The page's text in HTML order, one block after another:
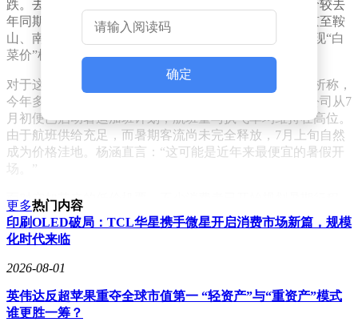
跌。去哪儿旅行平台统计，7月第一周国内机票预订均价较去
年同期下降近两成，大量航线裸票价格跌破300元。北京至鞍
山、南昌、太原，上海至温州、厦门、广州等航线均出现“白
菜价”机票，为旅客提供更多选择。
对于这一反常现象，去哪儿大数据研究院研究员杨涵分析称，
今年多地中小学放假时间集中在7月10日前后，但航空公司从7
月初便已启动暑运加班计划，航班量与执飞率均维持在高位。
由于航班供给充足，而暑期客流尚未完全释放，7月上旬自然
成为价格洼地。杨涵直言：“这可能是近年来最便宜的暑假开
场。”
面对突如其来的低价机票，不少消费者已开始规划暑期行程。
无论是探亲访友还是旅游度假，当前均是“抄底”出行的绝佳时
机。你准备搭乘这波“价格红利”飞往哪里？
确定
更多热门内容
印刷OLED破局：TCL华星携手微星开启消费市场新篇，规模
化时代来临
2026-08-01
英伟达反超苹果重夺全球市值第一 “轻资产”与“重资产”模式
谁更胜一筹？